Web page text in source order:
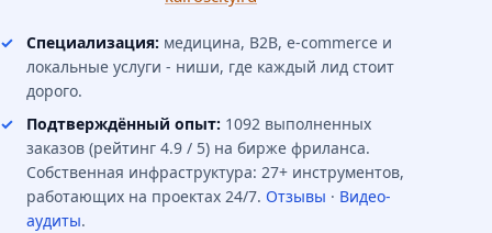
Специализация: медицина, B2B, e-commerce и
локальные услуги - ниши, где каждый лид стоит
дорого.
Подтверждённый опыт: 1092 выполненных
заказов (рейтинг 4.9 / 5) на бирже фриланса.
Собственная инфраструктура: 27+ инструментов,
работающих на проектах 24/7. Отзывы · Видео-
аудиты.